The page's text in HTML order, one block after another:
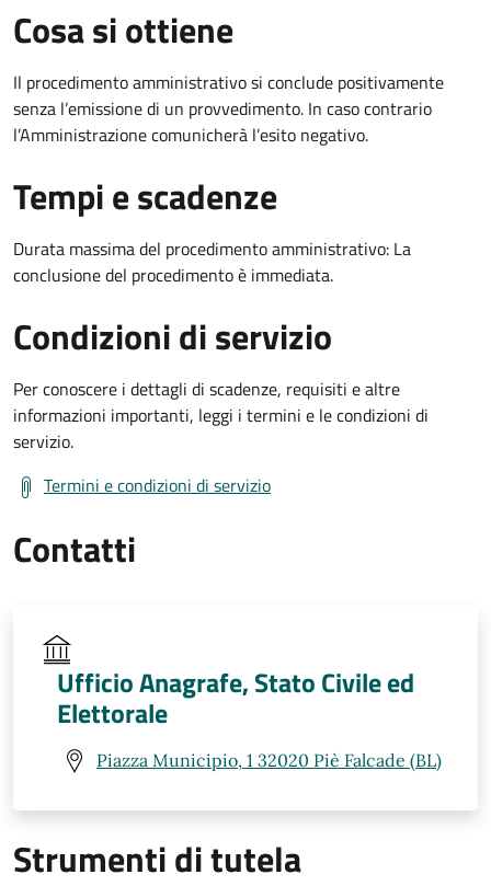
Cosa si ottiene
Il procedimento amministrativo si conclude positivamente
senza l’emissione di un provvedimento. In caso contrario
l’Amministrazione comunicherà l’esito negativo.
Tempi e scadenze
Durata massima del procedimento amministrativo: La
conclusione del procedimento è immediata.
Condizioni di servizio
Per conoscere i dettagli di scadenze, requisiti e altre
informazioni importanti, leggi i termini e le condizioni di
servizio.
Termini e condizioni di servizio
Contatti
Ufficio Anagrafe, Stato Civile ed
Elettorale
Piazza Municipio, 1 32020 Piè Falcade (BL)
Strumenti di tutela